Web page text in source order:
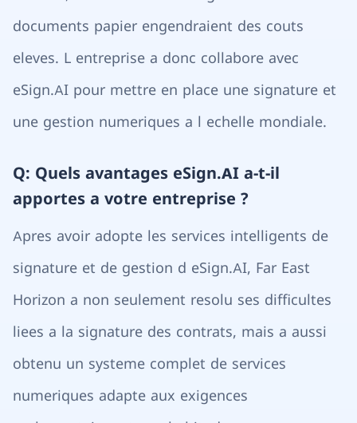
documents papier engendraient des couts
eleves. L entreprise a donc collabore avec
eSign.AI pour mettre en place une signature et
une gestion numeriques a l echelle mondiale.
Q: Quels avantages eSign.AI a-t-il
apportes a votre entreprise ?
Apres avoir adopte les services intelligents de
signature et de gestion d eSign.AI, Far East
Horizon a non seulement resolu ses difficultes
liees a la signature des contrats, mais a aussi
obtenu un systeme complet de services
numeriques adapte aux exigences